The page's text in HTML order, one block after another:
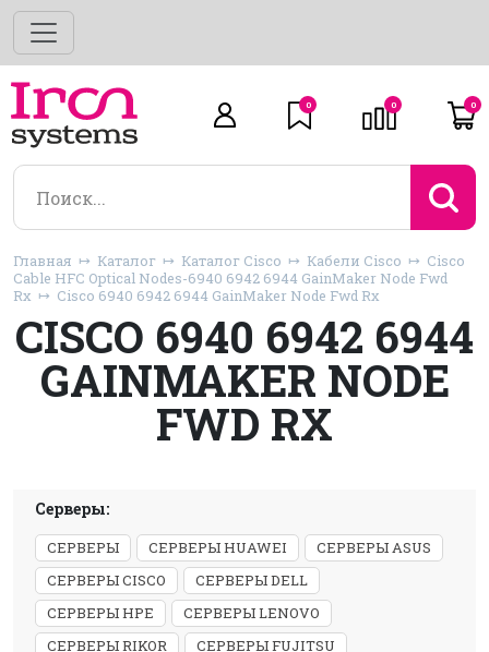
0 0 0
Главная Каталог Каталог Cisco Кабели Cisco
Cisco
Cable HFC Optical Nodes-6940 6942 6944 GainMaker Node Fwd
Rx
Cisco 6940 6942 6944 GainMaker Node Fwd Rx
CISCO 6940 6942 6944
GAINMAKER NODE
FWD RX
Серверы:
СЕРВЕРЫ СЕРВЕРЫ HUAWEI
СЕРВЕРЫ ASUS
СЕРВЕРЫ CISCO
СЕРВЕРЫ DELL
СЕРВЕРЫ HPE
СЕРВЕРЫ LENOVO
СЕРВЕРЫ RIKOR
СЕРВЕРЫ FUJITSU